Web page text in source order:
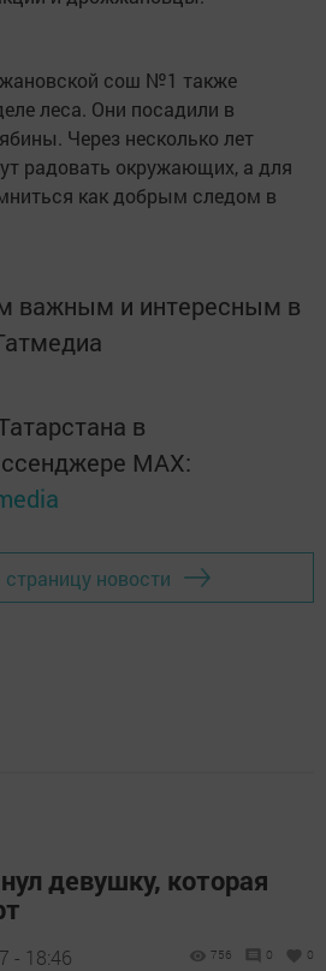
сош №1 также
леса. Они посадили в
Через несколько лет
радовать окружающих, а для
как добрым следом в
важным и интересным в
в
MАХ:
страницу новости
девушку, которая
- 18:46 756 0 0